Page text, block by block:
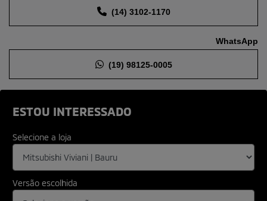
ESTOU INTERESSADO
Selecione a loja
Versão escolhida
(14) 3102-1170
WhatsApp
(19) 98125-0005